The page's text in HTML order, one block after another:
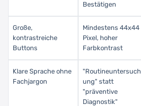
Bestätigen
Große,
kontrastreiche
Buttons
Mindestens 44x44
Pixel, hoher
Farbkontrast
Klare Sprache ohne
Fachjargon
"Routineuntersuch
ung" statt
"präventive
Diagnostik"